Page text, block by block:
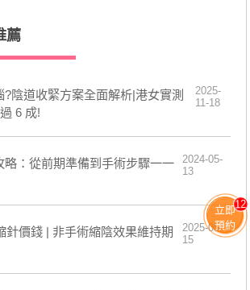
薦
?陰道收緊方案全面解析|港女實測
6 成!
2025-
11-18
略：從前期準備到手術步驟一一
2024-05-
13
針價錢 | 非手術縮陰效果維持期
2025-05-
15
立即
預約
12